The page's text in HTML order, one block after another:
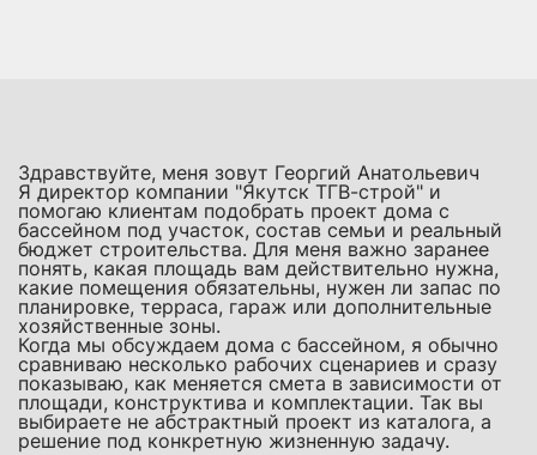
Здравствуйте, меня зовут Георгий Анатольевич
Я директор компании "Якутск ТГВ-строй" и
помогаю клиентам подобрать проект дома с
бассейном под участок, состав семьи и реальный
бюджет строительства. Для меня важно заранее
понять, какая площадь вам действительно нужна,
какие помещения обязательны, нужен ли запас по
планировке, терраса, гараж или дополнительные
хозяйственные зоны.
Когда мы обсуждаем дома с бассейном, я обычно
сравниваю несколько рабочих сценариев и сразу
показываю, как меняется смета в зависимости от
площади, конструктива и комплектации. Так вы
выбираете не абстрактный проект из каталога, а
решение под конкретную жизненную задачу.